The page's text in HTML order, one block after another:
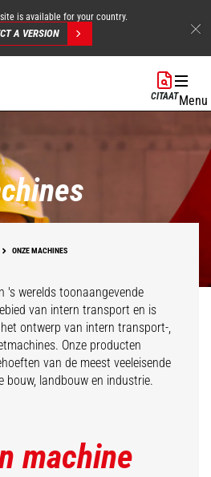
is available for your country.
A VERSION
CITAATMenu
ONZE MACHINES
's werelds toonaangevende
van intern transport en is
ontwerp van intern transport-,
Onze producten
van de meest veeleisende
bouw, landbouw en industrie.
machine